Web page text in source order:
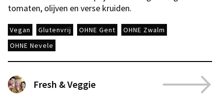
tomaten, olijven en verse kruiden.
Vegan Glutenvrij OHNE Gent
OHNE Zwalm
OHNE Nevele
Fresh & Veggie